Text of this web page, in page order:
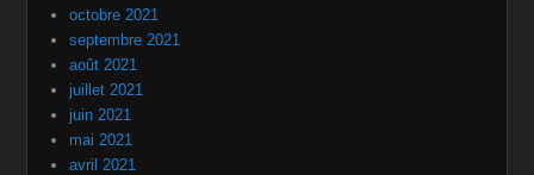
octobre 2021
septembre 2021
août 2021
juillet 2021
juin 2021
mai 2021
avril 2021